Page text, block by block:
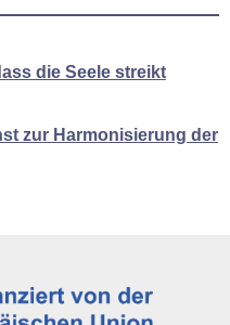
die Seele streikt
zur Harmonisierung der